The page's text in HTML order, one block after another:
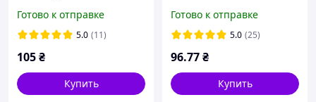
подшипников, 25 г SW-
92SA
Готово к отправке
5.0 (11)
105₴
Купить
Готово к отправке
5.0 (25)
96.77₴
Купить